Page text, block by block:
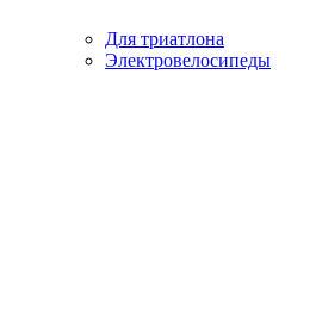
Для триатлона
Электровелосипеды